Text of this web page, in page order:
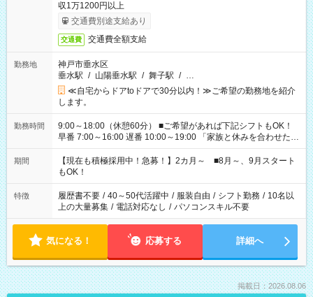
収1万1200円以上
交通費別途支給あり
交通費 交通費全額支給
勤務地
神戸市垂水区
垂水駅 / 山陽垂水駅 / 舞子駅 / …
≪自宅からドアtoドアで30分以内！≫ご希望の勤務地を紹介
します。
勤務時間
9:00～18:00（休憩60分） ■ご希望があれば下記シフトもOK！
早番 7:00～16:00 遅番 10:00～19:00 「家族と休みを合わせた
い」 「余裕を持って夕飯の準備がしたい」 「できれば残業はし
たくない」 など、ご希望を教えてくださいね。 ※Wワーク希望
の方へ 今ご覧のお仕事で希望する勤務時間と、もう1つのお仕事
の勤務時間。 合計で週40時間を超える場合は応募できません。
期間
【現在も積極採用中！急募！】2カ月～ ■8月～、9月スタート
もOK！
特徴 履歴書不要 / 40～50代活躍中 / 服装自由 / シフト勤務 / 10名以
上の大量募集 / 電話対応なし / パソコンスキル不要
気になる！ 応募する 詳細へ
掲載日：2026.08.06